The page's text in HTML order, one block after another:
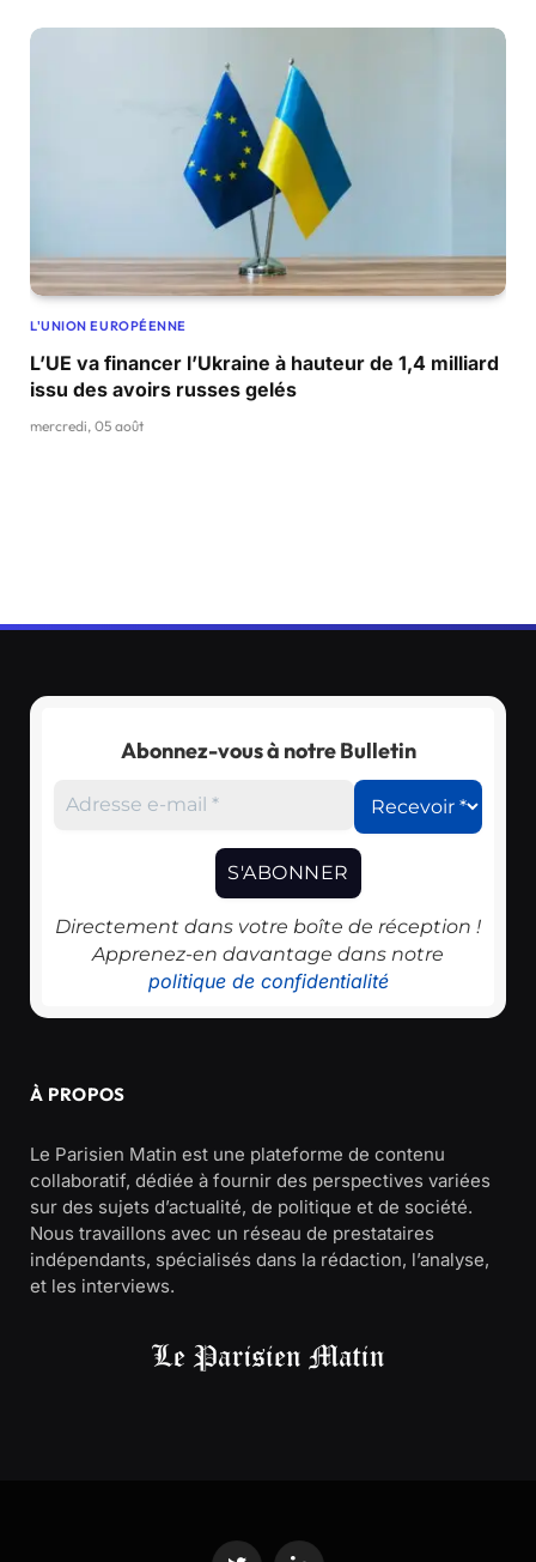
L'UNION EUROPÉENNE
L’UE va financer l’Ukraine à hauteur de 1,4 milliard
issu des avoirs russes gelés
mercredi, 05 août
Abonnez-vous à notre Bulletin
Directement dans votre boîte de réception !
Apprenez-en davantage dans notre
politique de confidentialité
À PROPOS
Le Parisien Matin est une plateforme de contenu
collaboratif, dédiée à fournir des perspectives variées
sur des sujets d’actualité, de politique et de société.
Nous travaillons avec un réseau de prestataires
indépendants, spécialisés dans la rédaction, l’analyse,
et les interviews.